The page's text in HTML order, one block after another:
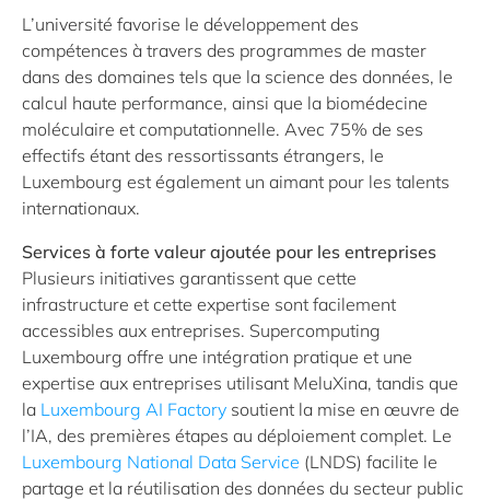
L’université favorise le développement des
compétences à travers des programmes de master
dans des domaines tels que la science des données, le
calcul haute performance, ainsi que la biomédecine
moléculaire et computationnelle. Avec 75% de ses
effectifs étant des ressortissants étrangers, le
Luxembourg est également un aimant pour les talents
internationaux.
Services à forte valeur ajoutée pour les entreprises
Plusieurs initiatives garantissent que cette
infrastructure et cette expertise sont facilement
accessibles aux entreprises. Supercomputing
Luxembourg offre une intégration pratique et une
expertise aux entreprises utilisant MeluXina, tandis que
la Luxembourg AI Factory soutient la mise en œuvre de
l’IA, des premières étapes au déploiement complet. Le
Luxembourg National Data Service (LNDS) facilite le
partage et la réutilisation des données du secteur public